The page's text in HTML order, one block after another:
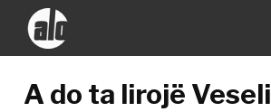
A do ta lirojë Veseli